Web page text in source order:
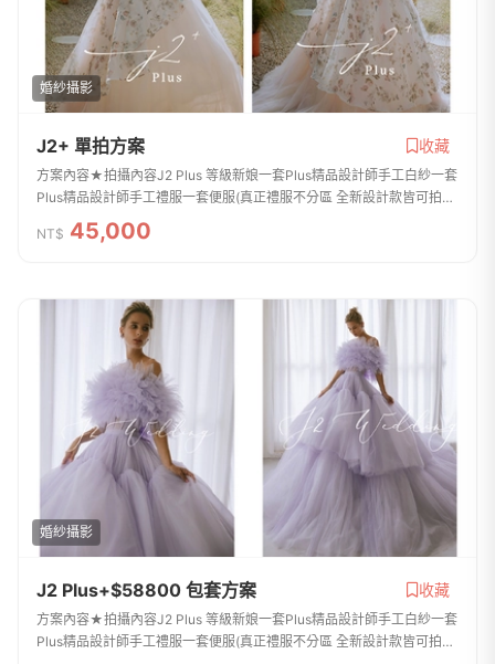
婚紗攝影
J2+ 單拍方案 收藏
方案內容★拍攝內容J2 Plus 等級新娘一套Plus精品設計師手工白紗一套
Plus精品設計師手工禮服一套便服(真正禮服不分區 全新設計款皆可拍
照)新郎拍攝西服提供二套整體造型全程跟拍服務免費提供安瓶 / 拍攝道
具 手工捧花...
NT$ 45,000
婚紗攝影
J2 Plus+$58800 包套方案 收藏
方案內容★拍攝內容J2 Plus 等級新娘一套Plus精品設計師手工白紗一套
Plus精品設計師手工禮服一套便服(真正禮服不分區 全新設計款皆可拍